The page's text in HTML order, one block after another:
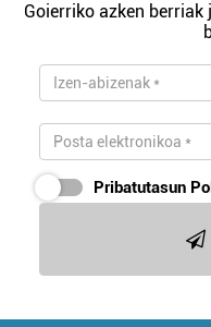
Goierriko azken
Pribatutasun